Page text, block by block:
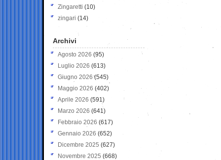
Zingaretti (10)
zingari (14)
Archivi
Agosto 2026 (95)
Luglio 2026 (613)
Giugno 2026 (545)
Maggio 2026 (402)
Aprile 2026 (591)
Marzo 2026 (641)
Febbraio 2026 (617)
Gennaio 2026 (652)
Dicembre 2025 (627)
Novembre 2025 (668)